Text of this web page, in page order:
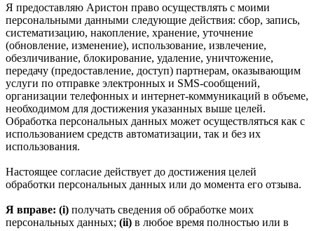
Я предоставляю Аристон право осуществлять с моими
персональными данными следующие действия: сбор, запись,
систематизацию, накопление, хранение, уточнение
(обновление, изменение), использование, извлечение,
обезличивание, блокирование, удаление, уничтожение,
передачу (предоставление, доступ) партнерам, оказывающим
услуги по отправке электронных и SMS‑сообщений,
организации телефонных и интернет‑коммуникаций в объеме,
необходимом для достижения указанных выше целей.
Обработка персональных данных может осуществляться как с
использованием средств автоматизации, так и без их
использования.
Настоящее согласие действует до достижения целей
обработки персональных данных или до момента его отзыва.
Я вправе: (i) получать сведения об обработке моих
персональных данных; (ii) в любое время полностью или в